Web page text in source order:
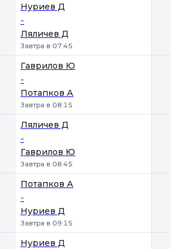
Нуриев Д
-
Ляличев Д
Завтра в 07:45
Гаврилов Ю
-
Потапков А
Завтра в 08:15
Ляличев Д
-
Гаврилов Ю
Завтра в 08:45
Потапков А
-
Нуриев Д
Завтра в 09:15
Нуриев Д